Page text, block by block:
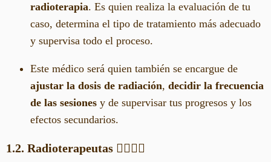
radioterapia. Es quien realiza la evaluación de tu
caso, determina el tipo de tratamiento más adecuado
y supervisa todo el proceso.
Este médico será quien también se encargue de
ajustar la dosis de radiación, decidir la frecuencia
de las sesiones y de supervisar tus progresos y los
efectos secundarios.
1.2. Radioterapeutas 👩‍⚕️👨‍⚕️